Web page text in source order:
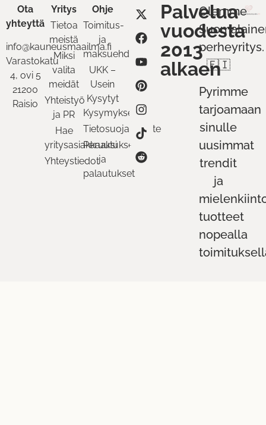
Ota
yhteyttä
info@kauneusmaailma.fi
Varastokatu
4, ovi 5
21200
Raisio
Yritys
Tietoa
meistä
Miksi
valita
meidät
Yhteistyö
ja PR
Hae
yritysasiakkaaksi
Yhteystiedot
Ohje
Toimitus-
ja
maksuehdot
UKK –
Usein
Kysytyt
Kysymykset
Tietosuojaseloste
Peruutukset
ja
palautukset
Palvelua
vuodesta
2013
alkaen
Olemme
perheyritys.
🇫🇮
Pyrimme
tarjoamaan
sinulle
uusimmat
trendit
ja
tuotteet
nopealla